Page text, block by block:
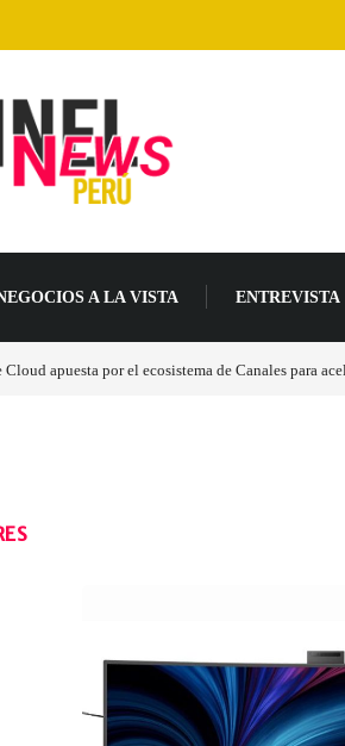
A LA VISTA ENTREVISTA
del impulso al alza en el precio de las placas base